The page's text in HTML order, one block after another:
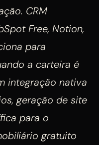
CRM
Free, Notion,
para
a carteira é
integração nativa
geração de site
para o
gratuito